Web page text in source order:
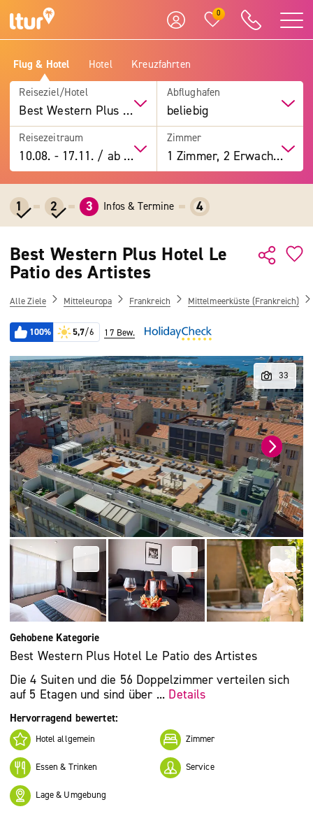
0
Flug & Hotel Hotel Kreuzfahrten
Reiseziel/Hotel
Best Western Plus Hotel Le Patio des Artistes
Abflughafen
beliebig
Reisezeitraum
10.08. -17.11. / ab 7 Tage
Zimmer
1 Zimmer, 2 Erwachsene
1 2 3 Infos & Termine 4
Best Western Plus Hotel Le
Patio des Artistes
Alle Ziele Mitteleuropa Frankreich Mittelmeerküste (Frankreich)
100% 5,7/6 17 Bew.
Gehobene Kategorie
Best Western Plus Hotel Le Patio des Artistes
Die 4 Suiten und die 56 Doppelzimmer verteilen sich
auf 5 Etagen und sind über ... Details
Hervorragend bewertet:
Hotel allgemein Zimmer
Essen & Trinken Service
Lage & Umgebung